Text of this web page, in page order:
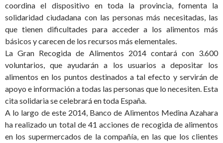
coordina el dispositivo en toda la provincia, fomenta la
solidaridad ciudadana con las personas más necesitadas, las
que tienen dificultades para acceder a los alimentos más
básicos y carecen de los recursos más elementales.
La Gran Recogida de Alimentos 2014 contará con 3.600
voluntarios, que ayudarán a los usuarios a depositar los
alimentos en los puntos destinados a tal efecto y servirán de
apoyo e información a todas las personas que lo necesiten. Esta
cita solidaria se celebrará en toda España.
A lo largo de este 2014, Banco de Alimentos Medina Azahara
ha realizado un total de 41 acciones de recogida de alimentos
en los supermercados de la compañía, en las que los clientes